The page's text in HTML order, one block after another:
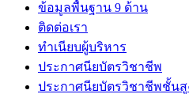
ข้อมูลพื้นฐาน 9 ด้าน
ติดต่อเรา
ทำเนียบผู้บริหาร
ประกาศนียบัตรวิชาชีพ
ประกาศนียบัตรวิชาชีพชั้นสู